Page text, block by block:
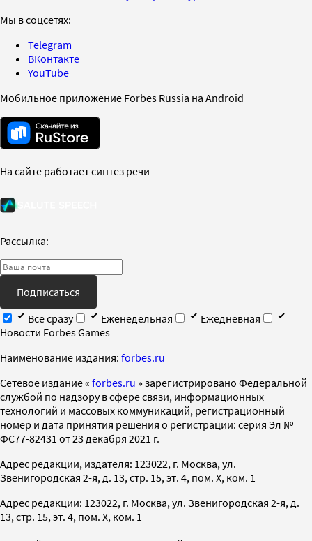
Мы в соцсетях:
Telegram
ВКонтакте
YouTube
Мобильное приложение Forbes Russia на Android
На сайте работает синтез речи
Рассылка:
Подписаться
Все сразу
Еженедельная
Ежедневная
Новости Forbes Games
Наименование издания: forbes.ru
Cетевое издание « forbes.ru » зарегистрировано Федеральной
службой по надзору в сфере связи, информационных
технологий и массовых коммуникаций, регистрационный
номер и дата принятия решения о регистрации: серия Эл №
ФС77-82431 от 23 декабря 2021 г.
Адрес редакции, издателя: 123022, г. Москва, ул.
Звенигородская 2-я, д. 13, стр. 15, эт. 4, пом. X, ком. 1
Адрес редакции: 123022, г. Москва, ул. Звенигородская 2-я, д.
13, стр. 15, эт. 4, пом. X, ком. 1